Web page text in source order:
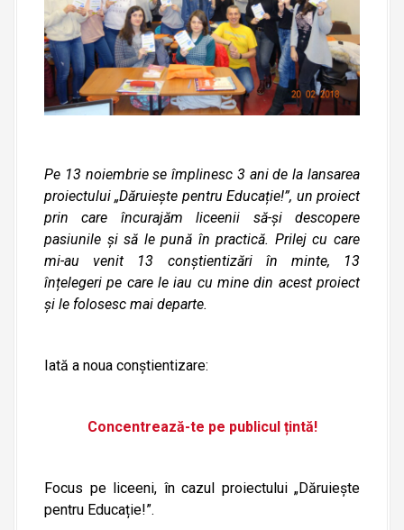
Pe 13 noiembrie se împlinesc 3 ani de la lansarea
proiectului „Dăruiește pentru Educație!”, un proiect
prin care încurajăm liceenii să-și descopere
pasiunile și să le pună în practică. Prilej cu care
mi-au venit 13 conștientizări în minte, 13
înțelegeri pe care le iau cu mine din acest proiect
și le folosesc mai departe.
Iată a noua conștientizare:
Concentrează-te pe publicul țintă!
Focus pe liceeni, în cazul proiectului „Dăruiește
pentru Educație!”.